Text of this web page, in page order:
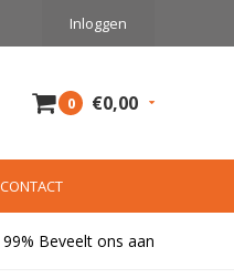
Inloggen
0 €0,00
CONTACT
99% Beveelt ons aan